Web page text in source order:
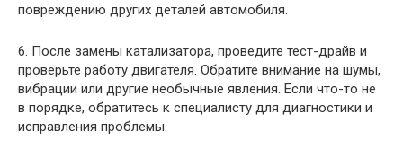
повреждению других деталей автомобиля.
6. После замены катализатора, проведите тест-драйв и
проверьте работу двигателя. Обратите внимание на шумы,
вибрации или другие необычные явления. Если что-то не
в порядке, обратитесь к специалисту для диагностики и
исправления проблемы.